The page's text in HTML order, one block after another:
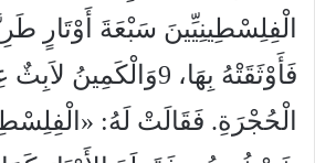
الْفِلِسْطِينِيِّينَ سَبْعَةَ أَوْتَارٍ
فَأَوْثَقَتْهُ بِهَا،
الْحُجْرَةِ. فَقَالَتْ لَهُ: